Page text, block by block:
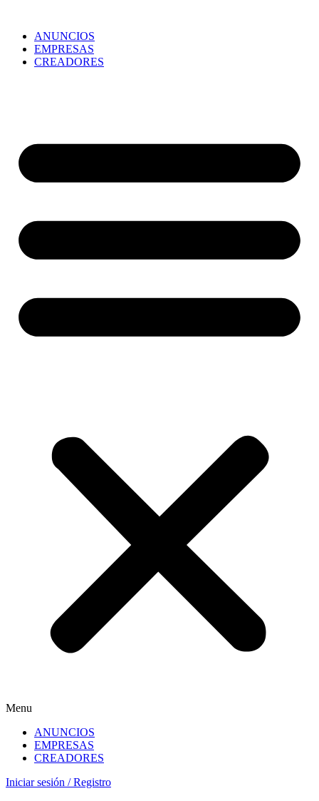
ANUNCIOS
EMPRESAS
CREADORES
Menu
ANUNCIOS
EMPRESAS
CREADORES
Iniciar sesión / Registro